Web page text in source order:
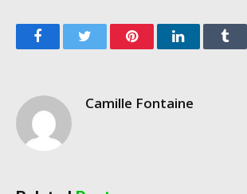
FacebookTwitter PinterestLinkedIn
Camille Fontaine